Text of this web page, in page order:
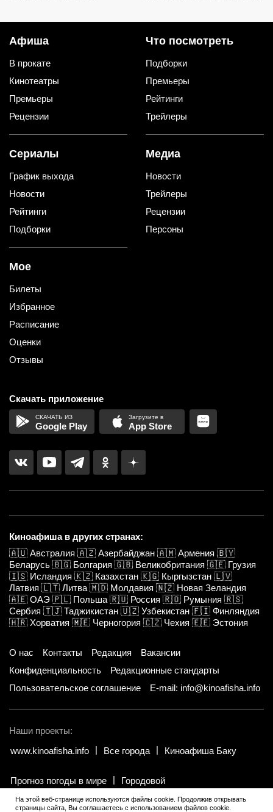
Афиша
В прокате
Кинотеатры
Премьеры
Рецензии
Что посмотреть
Подборки
Премьеры
Рейтинги
Трейлеры
Сериалы
График выхода
Новости
Рейтинги
Подборки
Медиа
Новости
Трейлеры
Рецензии
Персоны
Мое
Билеты
Избранное
Расписание
Оценки
Отзывы
Скачать приложение
Google Play App Store
Киноафиша в других странах:
🇦🇺 Австралия 🇦🇿 Азербайджан 🇦🇲 Армения 🇧🇾
Беларусь 🇧🇬 Болгария 🇬🇧 Великобритания 🇬🇪 Грузия
🇮🇸 Исландия 🇰🇿 Казахстан 🇰🇬 Кыргызстан 🇱🇻
Латвия 🇱🇹 Литва 🇲🇩 Молдавия 🇳🇿 Новая Зеландия
🇦🇪 ОАЭ 🇵🇱 Польша 🇷🇺 Россия 🇷🇴 Румыния 🇷🇸
Сербия 🇹🇯 Таджикистан 🇺🇿 Узбекистан 🇫🇮 Финляндия
🇭🇷 Хорватия 🇲🇪 Черногория 🇨🇿 Чехия 🇪🇪 Эстония
О нас Контакты Редакция
Вакансии
Конфиденциальность
Редакционные стандарты
Пользовательское соглашение
E-mail: info@kinoafisha.info
Наши проекты:
www.kinoafisha.info
Все города Киноафиша Баку
Прогноз погоды в мире Городовой
© 2002-2026 Все права и материалы принадлежат «Киноафиша».
На этой веб-странице используются файлы cookie. Продолжив открывать
страницы сайта, Вы соглашаетесь с использованием файлов cookie.